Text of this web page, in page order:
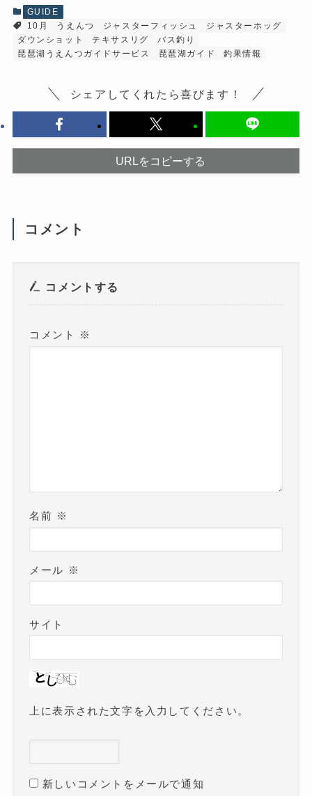
有
す
る
に
は
ク
く
い
い
で
開
(
新
し
い
ウ
ィ
開
き
ま
す
)
GUIDE
10月
うえんつ ジャスターフィッシュ
ジャスターホッグ
ダウンショット
テキサスリグ
バス釣り
琵琶湖うえんつガイドサービス
琵琶湖ガイド 釣果情報
シェアしてくれたら喜びます！
URLをコピーする
コメント
コメントする
コメント ※
名前 ※
メール ※
サイト
上に表示された文字を入力してください。
新しいコメントをメールで通知